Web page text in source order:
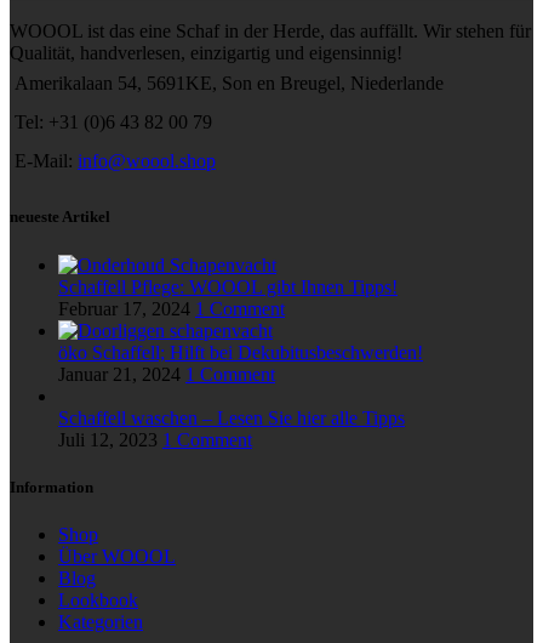
WOOOL ist das eine Schaf in der Herde, das auffällt. Wir stehen für
Qualität, handverlesen, einzigartig und eigensinnig!
Amerikalaan 54, 5691KE, Son en Breugel, Niederlande
Tel: +31 (0)6 43 82 00 79
E-Mail: info@woool.shop
neueste Artikel
Schaffell Pflege: WOOOL gibt Ihnen Tipps!
Februar 17, 2024 1 Comment
öko Schaffell; Hilft bei Dekubitusbeschwerden!
Januar 21, 2024 1 Comment
Schaffell waschen – Lesen Sie hier alle Tipps
Juli 12, 2023 1 Comment
Information
Shop
Über WOOOL
Blog
Lookbook
Kategorien